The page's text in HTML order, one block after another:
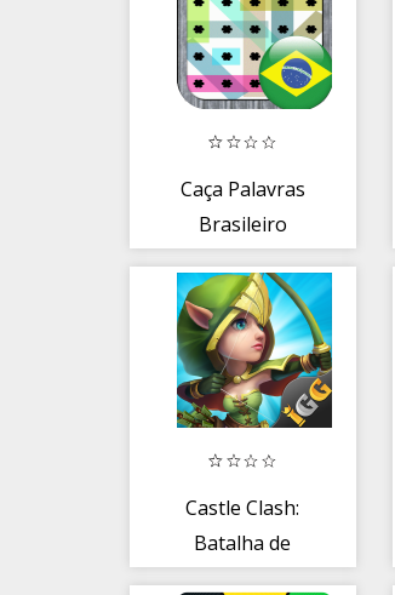
Caça Palavras
Brasileiro
Castle Clash:
Batalha de